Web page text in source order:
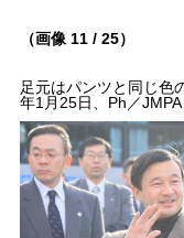
（画像 11 / 25）
足元はパンツと同じ色
年1月25日、Ph／JMPA